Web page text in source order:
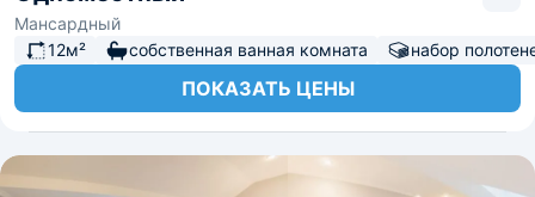
Мансардный
12м²
собственная ванная комната набор
ПОКАЗАТЬ ЦЕНЫ